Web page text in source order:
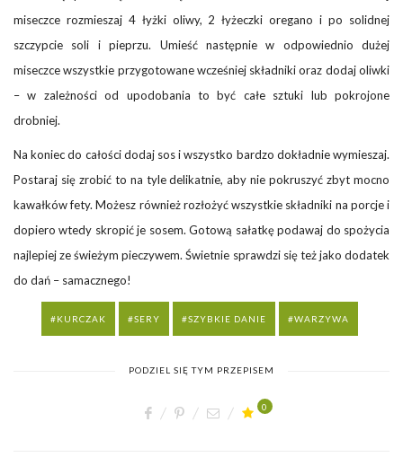
miseczce rozmieszaj 4 łyżki oliwy, 2 łyżeczki oregano i po solidnej
szczypcie soli i pieprzu. Umieść następnie w odpowiednio dużej
miseczce wszystkie przygotowane wcześniej składniki oraz dodaj oliwki
– w zależności od upodobania to być całe sztuki lub pokrojone
drobniej.
Na koniec do całości dodaj sos i wszystko bardzo dokładnie wymieszaj.
Postaraj się zrobić to na tyle delikatnie, aby nie pokruszyć zbyt mocno
kawałków fety. Możesz również rozłożyć wszystkie składniki na porcje i
dopiero wtedy skropić je sosem. Gotową sałatkę podawaj do spożycia
najlepiej ze świeżym pieczywem. Świetnie sprawdzi się też jako dodatek
do dań – samacznego!
KURCZAK SERY SZYBKIE DANIE WARZYWA
PODZIEL SIĘ TYM PRZEPISEM
0